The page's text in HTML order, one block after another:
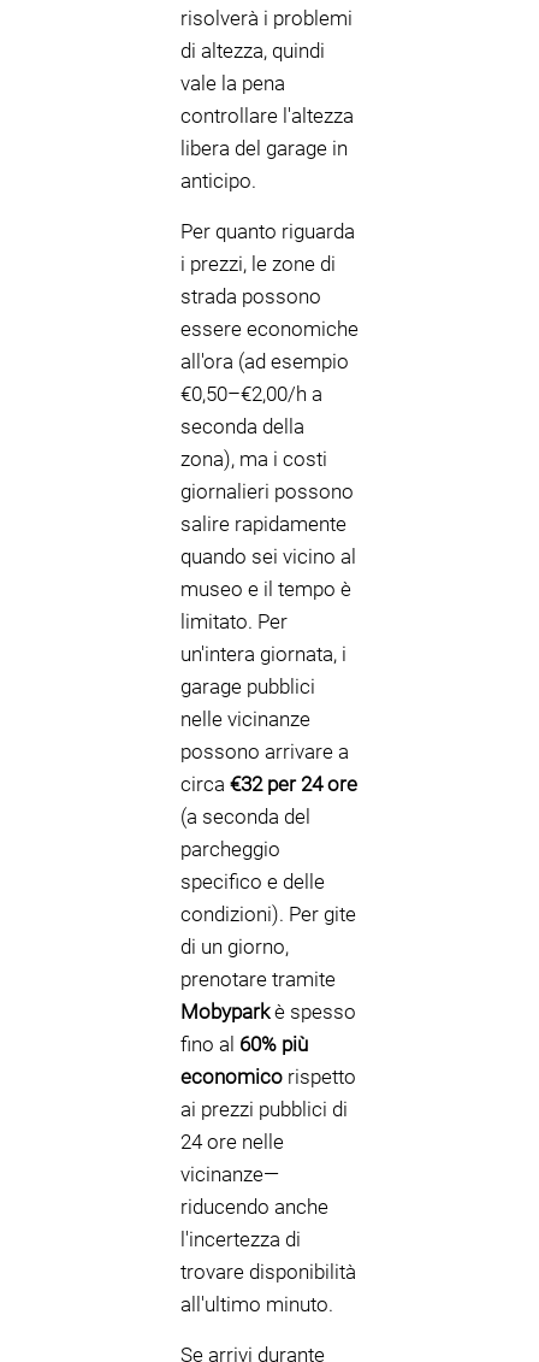
risolverà i problemi
di altezza, quindi
vale la pena
controllare l'altezza
libera del garage in
anticipo.
Per quanto riguarda
i prezzi, le zone di
strada possono
essere economiche
all'ora (ad esempio
€0,50–€2,00/h a
seconda della
zona), ma i costi
giornalieri possono
salire rapidamente
quando sei vicino al
museo e il tempo è
limitato. Per
un'intera giornata, i
garage pubblici
nelle vicinanze
possono arrivare a
circa €32 per 24 ore
(a seconda del
parcheggio
specifico e delle
condizioni). Per gite
di un giorno,
prenotare tramite
Mobyparkè spesso
fino al 60% più
economico rispetto
ai prezzi pubblici di
24 ore nelle
vicinanze—
riducendo anche
l'incertezza di
trovare disponibilità
all'ultimo minuto.
Se arrivi durante